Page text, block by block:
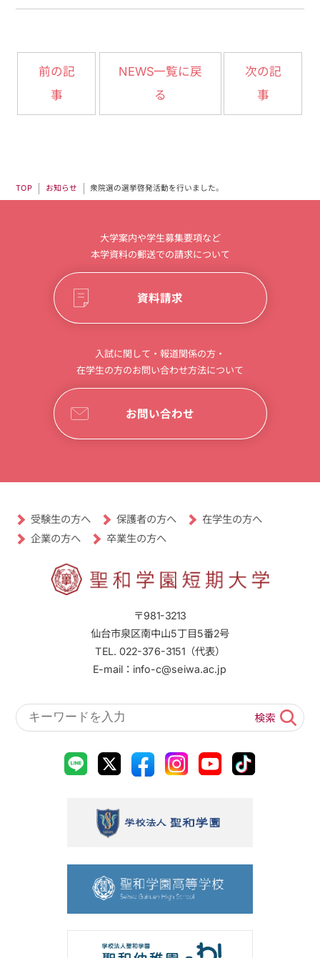
前の記
事
NEWS一覧に戻
る
次の記
事
TOP お知らせ 衆院選の選挙啓発活動を行いました。
大学案内や学生募集要項など
本学資料の郵送での請求について
資料請求
入試に関して・報道関係の方・
在学生の方のお問い合わせ方法について
お問い合わせ
〒981-3213
仙台市泉区南中山5丁目5番2号
TEL. 022-376-3151（代表）
E-mail：info-c@seiwa.ac.jp
受験生の方へ 保護者の方へ 在学生の方へ
企業の方へ 卒業生の方へ